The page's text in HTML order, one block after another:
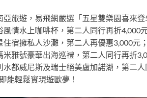
亞旅遊，易飛網嚴選「五星雙樂園喜來
風情水上咖啡杯，第二人同行再折4,000
住宿擁私人沙灘，第二人再優惠3,000元
雅號豪華出海巡禮，第二人同行再折
水都威尼斯及瑞士絕美盧加諾湖，第二
能輕鬆實現遊歐夢！